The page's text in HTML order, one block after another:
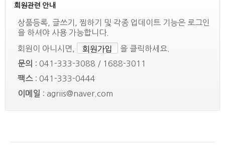
회원관련 안내
상품등록, 글쓰기, 찜하기 및 각종 업데이트 기능은 로그인
을 하셔야 사용 가능합니다.
회원이 아니시면,
회원가입
을 클릭하세요.
문의 : 041-333-3088 / 1688-3011
팩스 : 041-333-0444
이메일 : agriis@naver.com